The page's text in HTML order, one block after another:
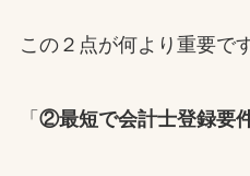
この２点が何より重要です
「 ②最短で会計士登録要